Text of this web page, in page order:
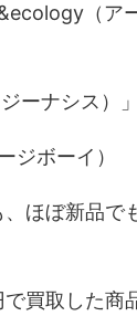
（ア
ーナシス）」
ジボーイ）
、ほぼ新品で
買取した商